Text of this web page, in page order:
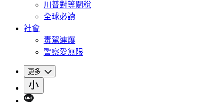
川普對等關稅
全球必讀
社會
毒駕連爆
警察愛無限
更多